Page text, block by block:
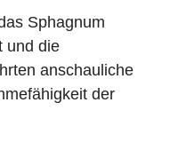
Sphagnum
und die
anschauliche
der